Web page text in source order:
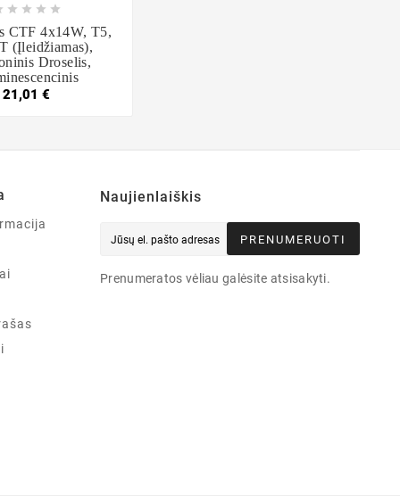

   
CTF 4x14W, T5,
(įleidžiamas),
Droselis,
21,01 €
Naujienlaiškis
PRENUMERUOTI
Prenumeratos vėliau galėsite atsisakyti.